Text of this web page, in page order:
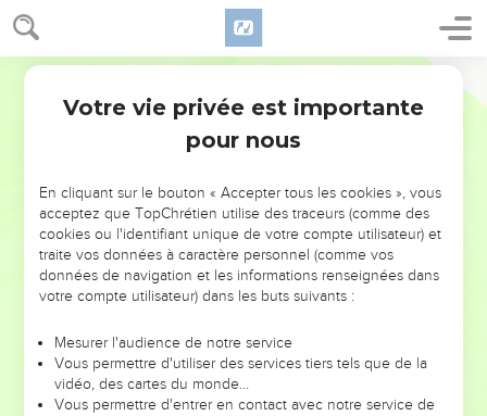
NE MANQUEZ PAS L’ÉVÉNEMENT
DE L’ANNÉE !
ET SI LEURS ERREURS POUVAIENT VOUS ÉVITER LES
VOTRES ?
leur foi ou leur vision. Mais on voit moins les doutes, les erreurs
et les saisons difficiles qu'ils ont traversés, alors même que ce
sont elles qui les ont façonnés.
Votre vie privée est importante
pour nous
En cliquant sur le bouton « Accepter tous les cookies », vous
acceptez que TopChrétien utilise des traceurs (comme des
cookies ou l'identifiant unique de votre compte utilisateur) et
traite vos données à caractère personnel (comme vos
données de navigation et les informations renseignées dans
votre compte utilisateur) dans les buts suivants :
Mesurer l'audience de notre service
Vous permettre d'utiliser des services tiers tels que de la
vidéo, des cartes du monde…
Vous permettre d'entrer en contact avec notre service de